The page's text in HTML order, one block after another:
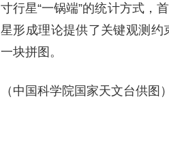
寸行星“一锅端”的统计方式，
星形成理论提供了关键观测
一块拼图。
（中国科学院国家天文台供图）